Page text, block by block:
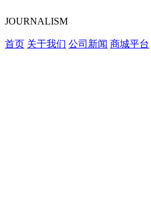
JOURNALISM
首页 关于我们 公司新闻 商城平台